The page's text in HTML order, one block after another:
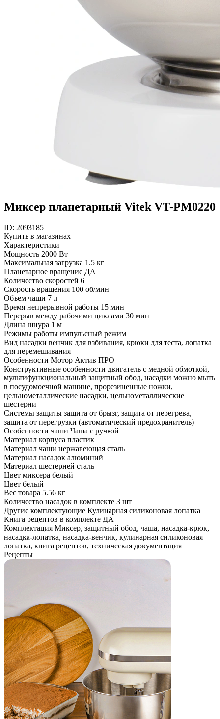
Миксер планетарный Vitek VT-PM0220
ID: 2093185
Купить в магазинах
Характеристики
Мощность 2000 Вт
Максимальная загрузка 1.5 кг
Планетарное вращение ДА
Количество скоростей 6
Скорость вращения 100 об/мин
Объем чаши 7 л
Время непрерывной работы 15 мин
Перерыв между рабочими циклами 30 мин
Длина шнура 1 м
Режимы работы импульсный режим
Вид насадки венчик для взбивания, крюки для теста, лопатка
для перемешивания
Особенности Мотор Актив ПРО
Конструктивные особенности двигатель с медной обмоткой,
мультифункциональный защитный обод, насадки можно мыть
в посудомоечной машине, прорезиненные ножки,
цельнометаллические насадки, цельнометаллические
шестерни
Системы защиты защита от брызг, защита от перегрева,
защита от перегрузки (автоматический предохранитель)
Особенности чаши Чаша с ручкой
Материал корпуса пластик
Материал чаши нержавеющая сталь
Материал насадок алюминий
Материал шестерней сталь
Цвет миксера белый
Цвет белый
Вес товара 5.56 кг
Количество насадок в комплекте 3 шт
Другие комплектующие Кулинарная силиконовая лопатка
Книга рецептов в комплекте ДА
Комплектация Миксер, защитный обод, чаша, насадка-крюк,
насадка-лопатка, насадка-венчик, кулинарная силиконовая
лопатка, книга рецептов, техническая документация
Рецепты